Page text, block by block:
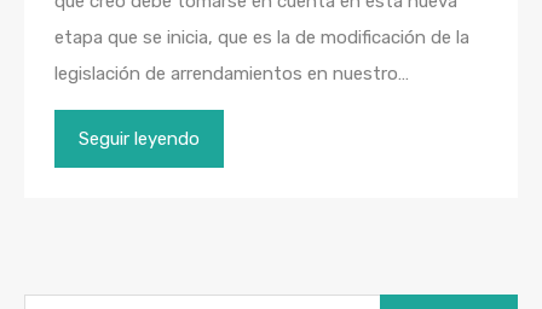
etapa que se inicia, que es la de modificación de la
legislación de arrendamientos en nuestro…
Seguir leyendo